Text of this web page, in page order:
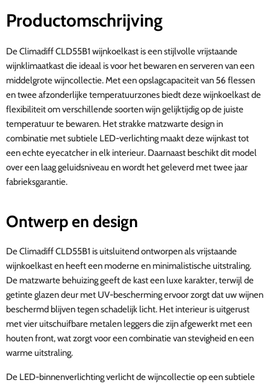
Productomschrijving
De Climadiff CLD55B1 wijnkoelkast is een stijlvolle vrijstaande
wijnklimaatkast die ideaal is voor het bewaren en serveren van een
middelgrote wijncollectie. Met een opslagcapaciteit van 56 flessen
en twee afzonderlijke temperatuurzones biedt deze wijnkoelkast de
flexibiliteit om verschillende soorten wijn gelijktijdig op de juiste
temperatuur te bewaren. Het strakke matzwarte design in
combinatie met subtiele LED-verlichting maakt deze wijnkast tot
een echte eyecatcher in elk interieur. Daarnaast beschikt dit model
over een laag geluidsniveau en wordt het geleverd met twee jaar
fabrieksgarantie.
Ontwerp en design
De Climadiff CLD55B1 is uitsluitend ontworpen als vrijstaande
wijnkoelkast en heeft een moderne en minimalistische uitstraling.
De matzwarte behuizing geeft de kast een luxe karakter, terwijl de
getinte glazen deur met UV-bescherming ervoor zorgt dat uw wijnen
beschermd blijven tegen schadelijk licht. Het interieur is uitgerust
met vier uitschuifbare metalen leggers die zijn afgewerkt met een
houten front, wat zorgt voor een combinatie van stevigheid en een
warme uitstraling.
De LED-binnenverlichting verlicht de wijncollectie op een subtiele